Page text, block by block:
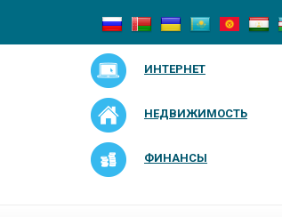
ИНТЕРНЕТ
НЕДВИЖИМОСТЬ
ФИНАНСЫ